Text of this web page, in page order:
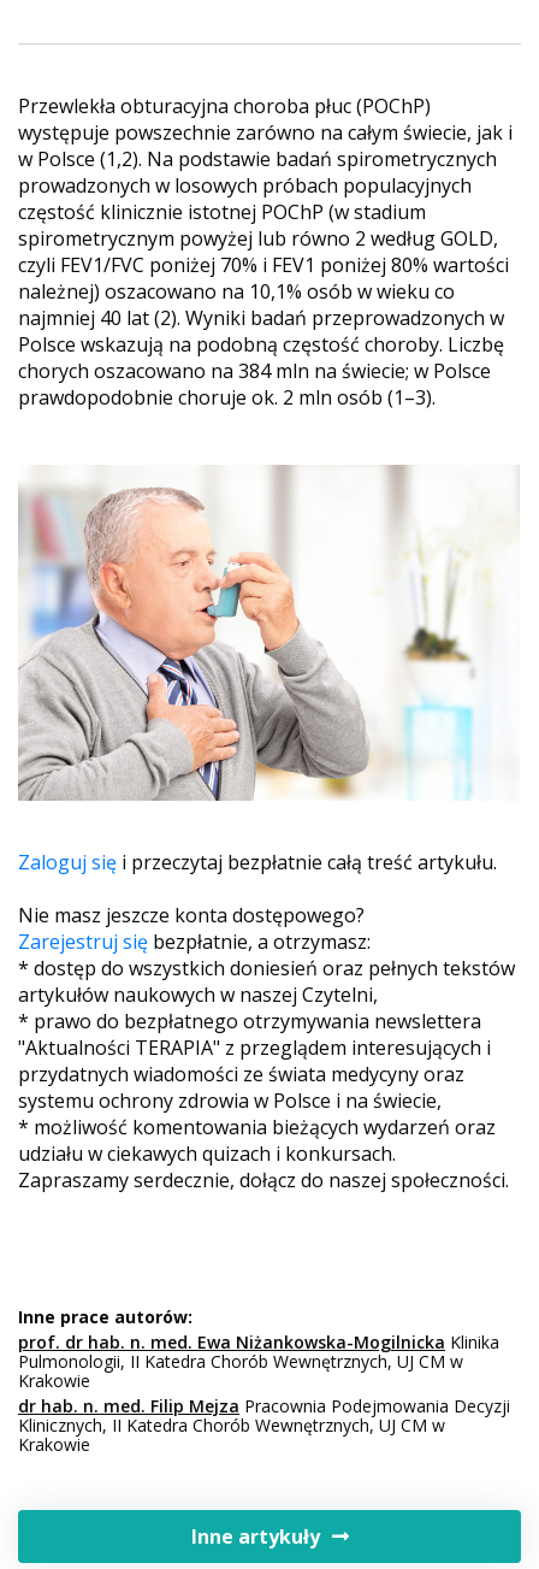
Przewlekła obturacyjna choroba płuc (POChP)
występuje powszechnie zarówno na całym świecie, jak i
w Polsce (1,2). Na podstawie badań spirometrycznych
prowadzonych w losowych próbach populacyjnych
częstość klinicznie istotnej POChP (w stadium
spirometrycznym powyżej lub równo 2 według GOLD,
czyli FEV1/FVC poniżej 70% i FEV1 poniżej 80% wartości
należnej) oszacowano na 10,1% osób w wieku co
najmniej 40 lat (2). Wyniki badań przeprowadzonych w
Polsce wskazują na podobną częstość choroby. Liczbę
chorych oszacowano na 384 mln na świecie; w Polsce
prawdopodobnie choruje ok. 2 mln osób (1–3).
Zaloguj się i przeczytaj bezpłatnie całą treść artykułu.
Nie masz jeszcze konta dostępowego?
Zarejestruj się bezpłatnie, a otrzymasz:
* dostęp do wszystkich doniesień oraz pełnych tekstów
artykułów naukowych w naszej Czytelni,
* prawo do bezpłatnego otrzymywania newslettera
"Aktualności TERAPIA" z przeglądem interesujących i
przydatnych wiadomości ze świata medycyny oraz
systemu ochrony zdrowia w Polsce i na świecie,
* możliwość komentowania bieżących wydarzeń oraz
udziału w ciekawych quizach i konkursach.
Zapraszamy serdecznie, dołącz do naszej społeczności.
Inne prace autorów:
prof. dr hab. n. med. Ewa Niżankowska-Mogilnicka Klinika
Pulmonologii, II Katedra Chorób Wewnętrznych, UJ CM w
Krakowie
dr hab. n. med. Filip Mejza Pracownia Podejmowania Decyzji
Klinicznych, II Katedra Chorób Wewnętrznych, UJ CM w
Krakowie
Inne artykuły